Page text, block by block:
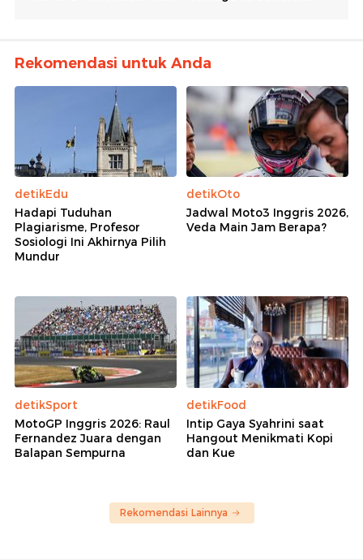
Rekomendasi untuk Anda
detikEdu
Hadapi Tuduhan
Plagiarisme, Profesor
Sosiologi Ini Akhirnya Pilih
Mundur
detikOto
Jadwal Moto3 Inggris 2026,
Veda Main Jam Berapa?
detikSport
MotoGP Inggris 2026: Raul
Fernandez Juara dengan
Balapan Sempurna
detikFood
Intip Gaya Syahrini saat
Hangout Menikmati Kopi
dan Kue
Rekomendasi Lainnya